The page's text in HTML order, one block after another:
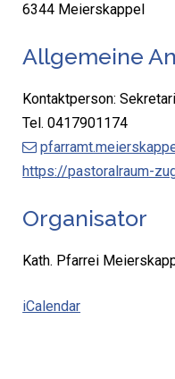
6344 Meierskappel
Allgemeine
Kontaktperson:
Tel.0417901174
https://pastoralraum-
Organisator
Kath. Pfarrei
iCalendar